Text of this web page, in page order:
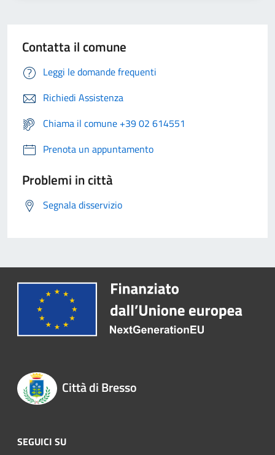
Contatta il comune
Leggi le domande frequenti
Richiedi Assistenza
Chiama il comune +39 02 614551
Prenota un appuntamento
Problemi in città
Segnala disservizio
Città di Bresso
SEGUICI SU